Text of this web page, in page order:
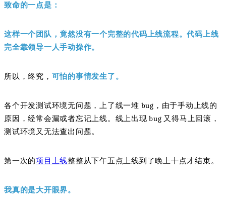
致命的一点是：
这样一个团队，竟然没有一个完整的代码上线流程。代码上线
完全靠领导一人手动操作。
所以，终究， 可怕的事情发生了。
各个开发测试环境无问题，上了线一堆 bug，由于手动上线的
原因，经常会漏或者忘记上线。线上出现 bug 又得马上回滚，
测试环境又无法查出问题。
第一次的项目上线整整从下午五点上线到了晚上十点才结束。
我真的是大开眼界。